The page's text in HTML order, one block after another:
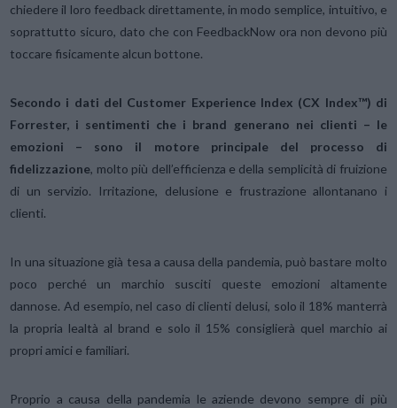
chiedere il loro feedback direttamente, in modo semplice, intuitivo, e
soprattutto sicuro, dato che con FeedbackNow ora non devono più
toccare fisicamente alcun bottone.
Secondo i dati del Customer Experience Index (CX Index™) di
Forrester, i sentimenti che i brand generano nei clienti – le
emozioni – sono il motore principale del processo di
fidelizzazione, molto più dell’efficienza e della semplicità di fruizione
di un servizio. Irritazione, delusione e frustrazione allontanano i
clienti.
In una situazione già tesa a causa della pandemia, può bastare molto
poco perché un marchio susciti queste emozioni altamente
dannose. Ad esempio, nel caso di clienti delusi, solo il 18% manterrà
la propria lealtà al brand e solo il 15% consiglierà quel marchio ai
propri amici e familiari.
Proprio a causa della pandemia le aziende devono sempre di più